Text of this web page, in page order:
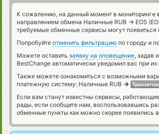
К сожалению, на данный момент в мониторинге
направлением обмена Наличные RUB → EOS
требуемые обменные сервисы могут появиться
Попробуйте отменить фильтрацию по городу и
Можете оставить заявку на оповещение, задав
BestChange автоматически уведомил вас при их
Также можете ознакомиться с возможными
платежную систему: Наличные RUB →
Если вам станут известны сервисы,
рады, если сообщите нам, воспользовавшись
обменные пункты как можно скорее появились